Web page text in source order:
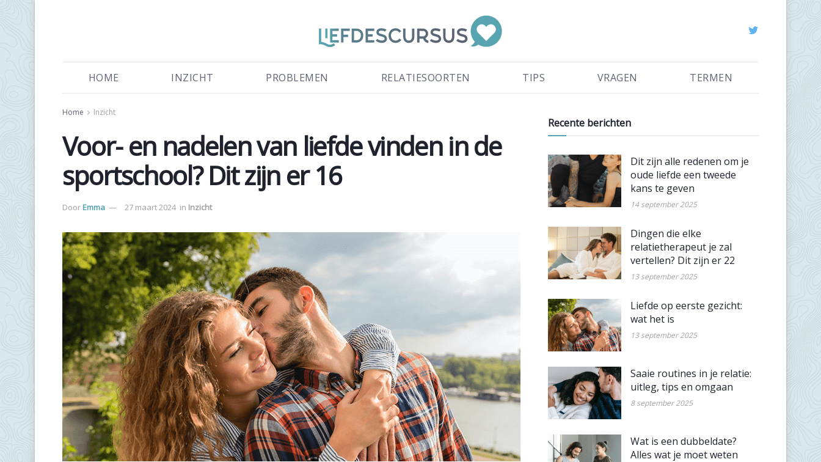
HOME INZICHT PROBLEMEN RELATIESOORTEN TIPS VRAGEN TERMEN
Home Inzicht
Voor- en nadelen van liefde vinden in de
sportschool? Dit zijn er 16
DoorEmma 27 maart 2024 in Inzicht
Recente berichten
Dit zijn alle redenen om je
oude liefde een tweede
kans te geven
14 september 2025
Dingen die elke
relatietherapeut je zal
vertellen? Dit zijn er 22
13 september 2025
Liefde op eerste gezicht:
wat het is
13 september 2025
Saaie routines in je relatie:
uitleg, tips en omgaan
8 september 2025
Wat is een dubbeldate?
Alles wat je moet weten